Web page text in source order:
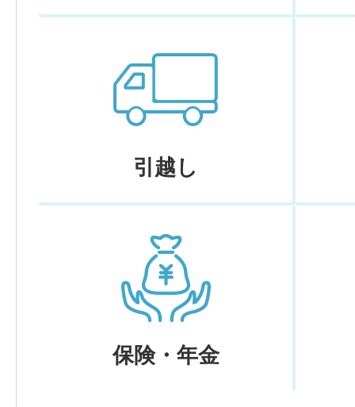
引越し
保険・年金